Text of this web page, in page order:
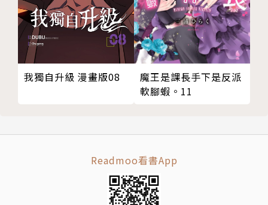
我獨自升級 漫畫版08
魔王是課長手下是反派
軟腳蝦。11
Readmoo看書App